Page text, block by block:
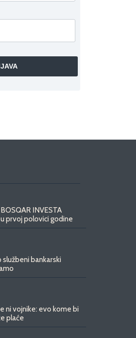
INVESTA
prvoj polovici godine
bankarski
ni vojnike: evo kome bi
plaće